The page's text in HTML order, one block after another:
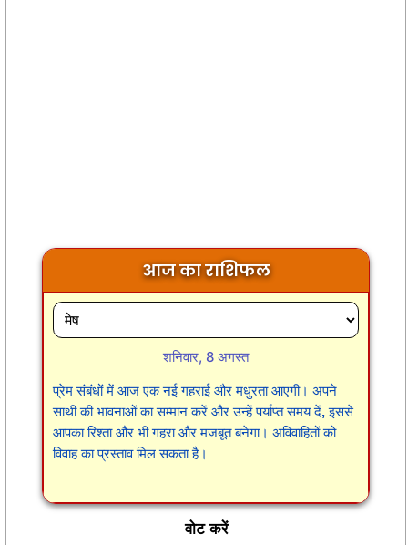
आज का राशिफल
शनिवार, 8 अगस्त
प्रेम संबंधों में आज एक नई गहराई और मधुरता आएगी। अपने
साथी की भावनाओं का सम्मान करें और उन्हें पर्याप्त समय दें, इससे
आपका रिश्ता और भी गहरा और मजबूत बनेगा। अविवाहितों को
विवाह का प्रस्ताव मिल सकता है।
वोट करें